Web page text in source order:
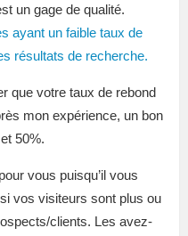
un gage de qualité.
ayant un faible taux de
résultats de recherche.
que votre taux de rebond
mon expérience, un bon
50%.
vous puisqu’il vous
vos visiteurs sont plus ou
clients. Les avez-